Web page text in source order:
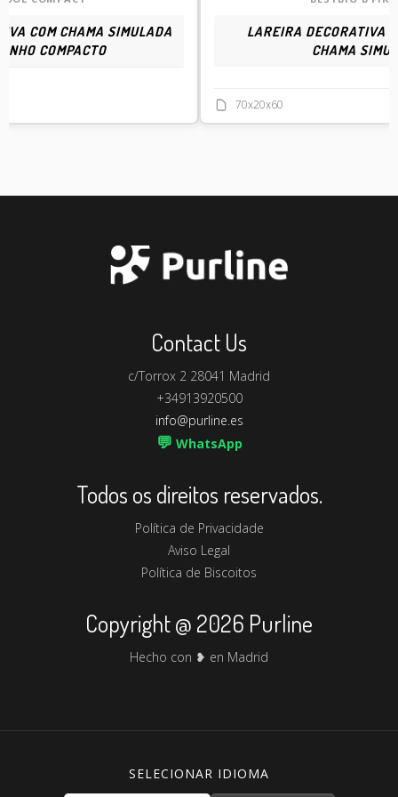
COM CHAMA SIMULADA
COMPACTO
LAREIRA DECORATIVA
CHAMA
70x20x60
Contact Us
c/Torrox 2 28041 Madrid
+34913920500
info@purline.es
💬 WhatsApp
Todos os direitos reservados.
Política de Privacidade
Aviso Legal
Política de Biscoitos
Copyright @ 2026 Purline
Hecho con ❥ en Madrid
SELECIONAR IDIOMA